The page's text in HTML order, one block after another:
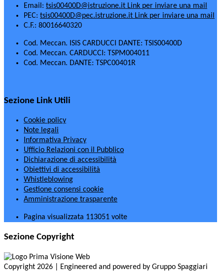
Email: tsis00400D@istruzione.it Link per inviare una mail
PEC: tsis00400D@pec.istruzione.it Link per inviare una mail
C.F.: 80016640320
Cod. Meccan. ISIS CARDUCCI DANTE: TSIS00400D
Cod. Meccan. CARDUCCI: TSPM004011
Cod. Meccan. DANTE: TSPC00401R
Sezione Link Utili
Cookie policy
Note legali
Informativa Privacy
Ufficio Relazioni con il Pubblico
Dichiarazione di accessibilità
Obiettivi di accessibilità
Whistleblowing
Gestione consensi cookie
Amministrazione trasparente
Pagina visualizzata 113051 volte
Sezione Copyright
Copyright 2026 | Engineered and powered by Gruppo Spaggiari